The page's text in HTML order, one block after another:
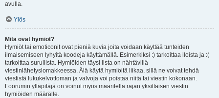
avulla.
Ylös
Mitä ovat hymiöt?
Hymiöt tai emoticonit ovat pieniä kuvia joita voidaan käyttää tunteiden
ilmaisemiseen lyhyitä koodeja käyttämällä. Esimerkiksi :) tarkoittaa iloista ja :(
tarkoittaa surullista. Hymiöiden täysi lista on nähtävillä
viestinlähetyslomakkeessa. Älä käytä hymiöitä liikaa, sillä ne voivat tehdä
viestistä lukukelvottoman ja valvoja voi poistaa niitä tai viestin kokonaan.
Foorumin ylläpitäjä on voinut myös määritellä rajan yksittäisen viestin
hymiöiden määrälle.